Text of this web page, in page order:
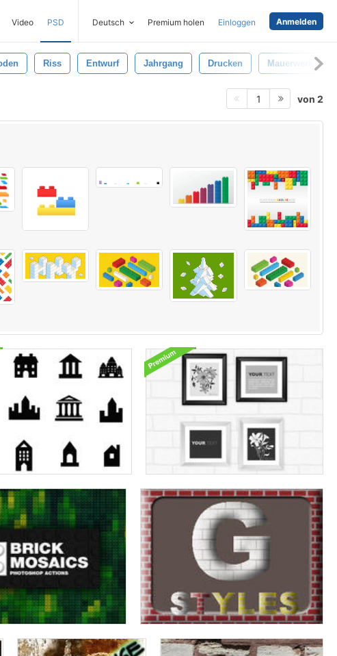
Video PSD Deutsch Premium holen Einloggen Anmelden
Riss Entwurf Jahrgang Drucken Mauerwerk
1 von 2